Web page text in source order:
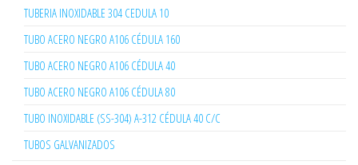
TUBERIA INOXIDABLE 304 CEDULA 10
TUBO ACERO NEGRO A106 CÉDULA 160
TUBO ACERO NEGRO A106 CÉDULA 40
TUBO ACERO NEGRO A106 CÉDULA 80
TUBO INOXIDABLE (SS-304) A-312 CÉDULA 40 C/C
TUBOS GALVANIZADOS